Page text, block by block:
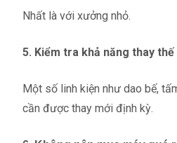
Nhất là với xưởng nhỏ.
5. Kiểm tra khả năng thay
Một số linh kiện như dao bế,
cần được thay mới định kỳ.